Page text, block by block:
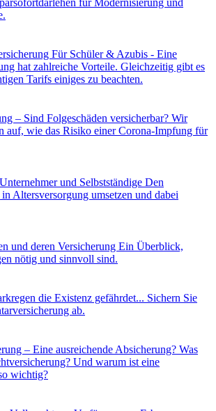
für Modernisierung und
Für Schüler & Azubis - Eine
hat zahlreiche Vorteile. Gleichzeitig gibt es
Tarifs einiges zu beachten.
– Sind Folgeschäden versicherbar? Wir
auf, wie das Risiko einer Corona-Impfung für
und Selbstständige Den
Altersversorgung umsetzen und dabei
und deren Versicherung Ein Überblick,
nötig und sinnvoll sind.
die Existenz gefährdet... Sichern Sie
ab.
– Eine ausreichende Absicherung? Was
Und warum ist eine
wichtig?